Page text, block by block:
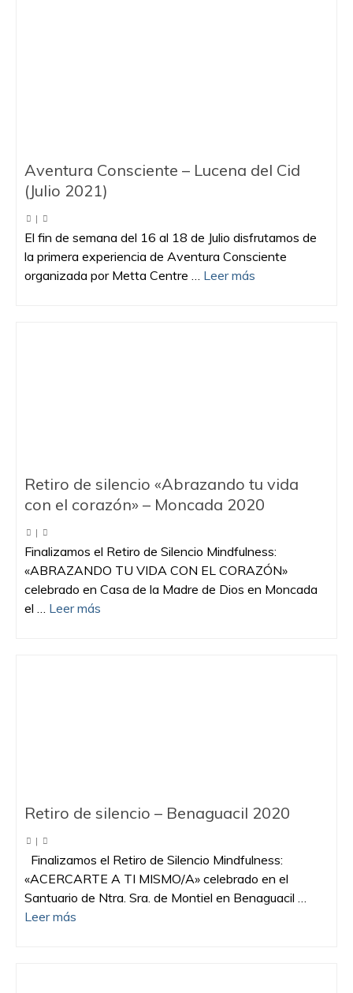
Aventura Consciente – Lucena del Cid
(Julio 2021)
|
El fin de semana del 16 al 18 de Julio disfrutamos de
la primera experiencia de Aventura Consciente
organizada por Metta Centre … Leer más
Retiro de silencio «Abrazando tu vida
con el corazón» – Moncada 2020
|
Finalizamos el Retiro de Silencio Mindfulness:
«ABRAZANDO TU VIDA CON EL CORAZÓN»
celebrado en Casa de la Madre de Dios en Moncada
el … Leer más
Retiro de silencio – Benaguacil 2020
|
Finalizamos el Retiro de Silencio Mindfulness:
«ACERCARTE A TI MISMO/A» celebrado en el
Santuario de Ntra. Sra. de Montiel en Benaguacil …
Leer más